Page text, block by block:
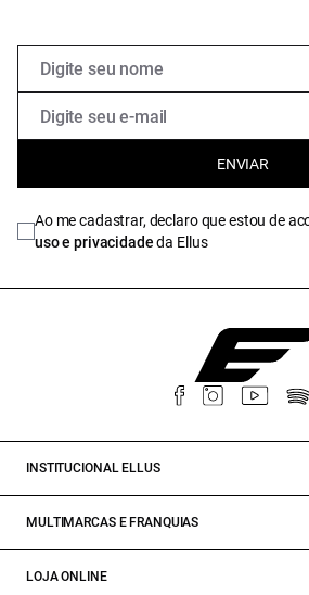
ENVIAR
Ao me cadastrar, declaro que estou de
uso e privacidadeda Ellus
INSTITUCIONAL ELLUS
MULTIMARCAS E FRANQUIAS
LOJA ONLINE